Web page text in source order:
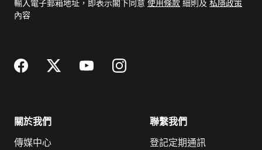
郵
輸入電子郵箱地址，即表示閣下同意 使用條款 細則及 私隱政策
內容
關於我們
傳媒中心
聯繫我們
登記定期通訊